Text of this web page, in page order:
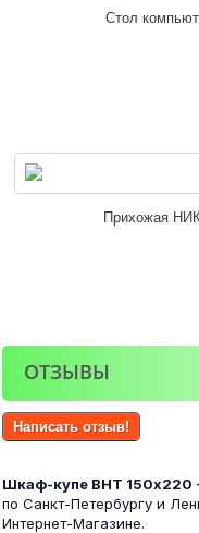
Стол
Прихожая
Обувница
ОТЗЫВЫ
Написать отзыв!
Шкаф-купе ВНТ 150х220
по Санкт-Петербургу и
Интернет-Магазине.